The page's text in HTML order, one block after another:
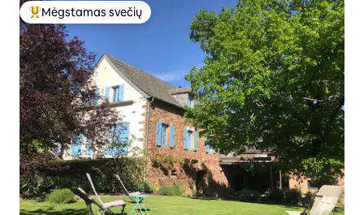
Svečių mėgstamiausias
Mėgstamas svečių